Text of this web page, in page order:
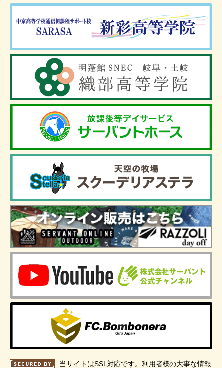
当サイトはSSL対応です。利用者様の大事な情報